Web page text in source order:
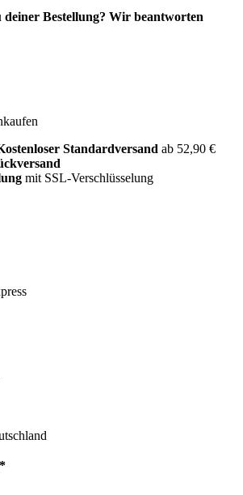
deiner Bestellung? Wir beantworten
Standardversand ab 52,90 €
mit SSL-Verschlüsselung